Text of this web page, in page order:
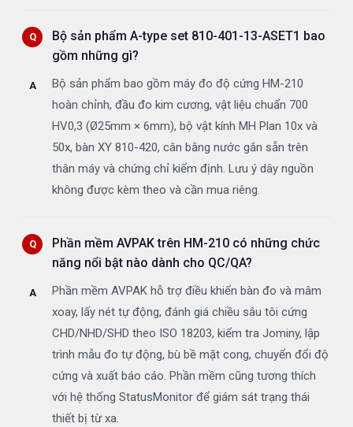
Bộ sản phẩm A-type set 810-401-13-ASET1 bao
gồm những gì?
Bộ sản phẩm bao gồm máy đo độ cứng HM-210
hoàn chỉnh, đầu đo kim cương, vật liệu chuẩn 700
HV0,3 (Ø25mm × 6mm), bộ vật kính MH Plan 10x và
50x, bàn XY 810-420, cân bằng nước gắn sẵn trên
thân máy và chứng chỉ kiểm định. Lưu ý dây nguồn
không được kèm theo và cần mua riêng.
Phần mềm AVPAK trên HM-210 có những chức
năng nổi bật nào dành cho QC/QA?
Phần mềm AVPAK hỗ trợ điều khiển bàn đo và mâm
xoay, lấy nét tự động, đánh giá chiều sâu tôi cứng
CHD/NHD/SHD theo ISO 18203, kiểm tra Jominy, lập
trình mẫu đo tự động, bù bề mặt cong, chuyển đổi độ
cứng và xuất báo cáo. Phần mềm cũng tương thích
với hệ thống StatusMonitor để giám sát trạng thái
thiết bị từ xa.